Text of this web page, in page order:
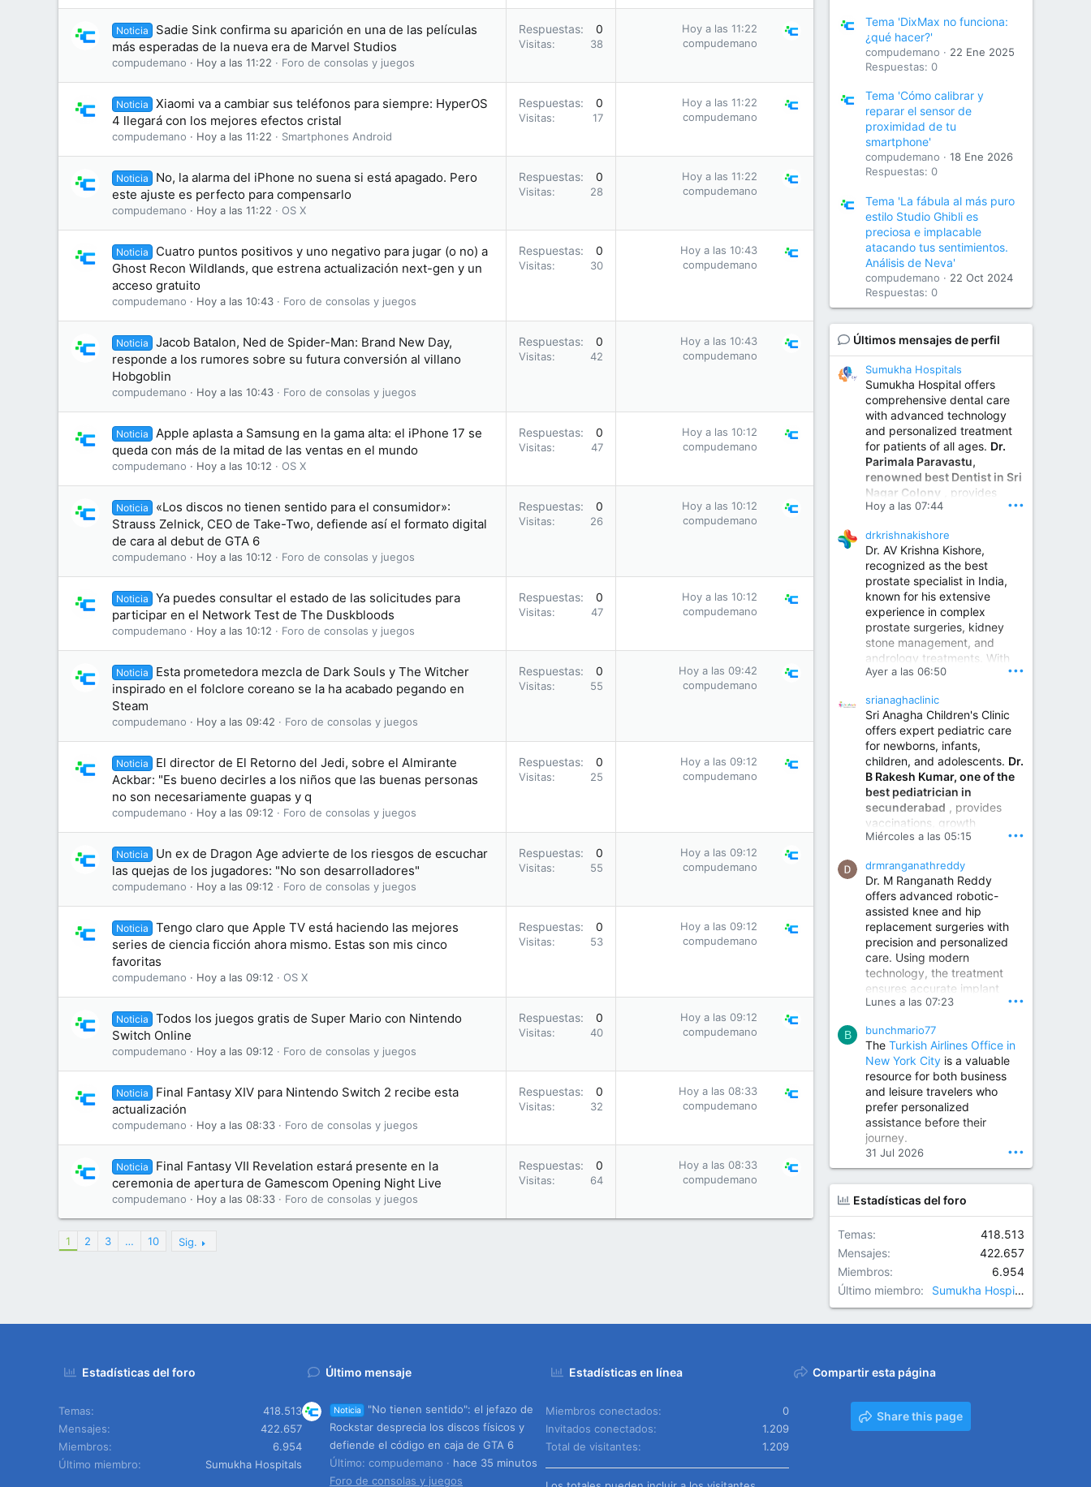
Noticia
Sadie Sink confirma su aparición en una de las películas
más esperadas de la nueva era de Marvel Studios
compudemano Hoy a las 11:22 Foro de consolas y juegos
Respuestas 0
Visitas 38
Hoy a las 11:22
compudemano
Noticia
Xiaomi va a cambiar sus teléfonos para siempre: HyperOS
4 llegará con los mejores efectos cristal
compudemano Hoy a las 11:22 Smartphones Android
Respuestas 0
Visitas 17
Hoy a las 11:22
compudemano
Noticia
No, la alarma del iPhone no suena si está apagado. Pero
este ajuste es perfecto para compensarlo
compudemano Hoy a las 11:22 OS X
Respuestas 0
Visitas 28
Hoy a las 11:22
compudemano
Noticia
Cuatro puntos positivos y uno negativo para jugar (o no) a
Ghost Recon Wildlands, que estrena actualización next-gen y un
acceso gratuito
compudemano Hoy a las 10:43 Foro de consolas y juegos
Respuestas 0
Visitas 30
Hoy a las 10:43
compudemano
Noticia
Jacob Batalon, Ned de Spider-Man: Brand New Day,
responde a los rumores sobre su futura conversión al villano
Hobgoblin
compudemano Hoy a las 10:43 Foro de consolas y juegos
Respuestas 0
Visitas 42
Hoy a las 10:43
compudemano
Noticia
Apple aplasta a Samsung en la gama alta: el iPhone 17 se
queda con más de la mitad de las ventas en el mundo
compudemano Hoy a las 10:12 OS X
Respuestas 0
Visitas 47
Hoy a las 10:12
compudemano
Noticia
«Los discos no tienen sentido para el consumidor»:
Strauss Zelnick, CEO de Take-Two, defiende así el formato digital
de cara al debut de GTA 6
compudemano Hoy a las 10:12 Foro de consolas y juegos
Respuestas 0
Visitas 26
Hoy a las 10:12
compudemano
Noticia
Ya puedes consultar el estado de las solicitudes para
participar en el Network Test de The Duskbloods
compudemano Hoy a las 10:12 Foro de consolas y juegos
Respuestas 0
Visitas 47
Hoy a las 10:12
compudemano
Noticia
Esta prometedora mezcla de Dark Souls y The Witcher
inspirado en el folclore coreano se la ha acabado pegando en
Steam
compudemano Hoy a las 09:42 Foro de consolas y juegos
Respuestas 0
Visitas 55
Hoy a las 09:42
compudemano
Noticia
El director de El Retorno del Jedi, sobre el Almirante
Ackbar: "Es bueno decirles a los niños que las buenas personas
no son necesariamente guapas y q
compudemano Hoy a las 09:12 Foro de consolas y juegos
Respuestas 0
Visitas 25
Hoy a las 09:12
compudemano
Noticia
Un ex de Dragon Age advierte de los riesgos de escuchar
las quejas de los jugadores: "No son desarrolladores"
compudemano Hoy a las 09:12 Foro de consolas y juegos
Respuestas 0
Visitas 55
Hoy a las 09:12
compudemano
Noticia
Tengo claro que Apple TV está haciendo las mejores
series de ciencia ficción ahora mismo. Estas son mis cinco
favoritas
compudemano Hoy a las 09:12 OS X
Respuestas 0
Visitas 53
Hoy a las 09:12
compudemano
Noticia
Todos los juegos gratis de Super Mario con Nintendo
Switch Online
compudemano Hoy a las 09:12 Foro de consolas y juegos
Respuestas 0
Visitas 40
Hoy a las 09:12
compudemano
Noticia
Final Fantasy XIV para Nintendo Switch 2 recibe esta
actualización
compudemano Hoy a las 08:33 Foro de consolas y juegos
Respuestas 0
Visitas 32
Hoy a las 08:33
compudemano
Noticia
Final Fantasy VII Revelation estará presente en la
ceremonia de apertura de Gamescom Opening Night Live
compudemano Hoy a las 08:33 Foro de consolas y juegos
Respuestas 0
Visitas 64
Hoy a las 08:33
compudemano
1 2 3 … 10 Sig.
Tema 'DixMax no funciona:
¿qué hacer?'
compudemano
22 Ene 2025
Respuestas: 0
Tema 'Cómo calibrar y
reparar el sensor de
proximidad de tu
smartphone'
compudemano
18 Ene 2026
Respuestas: 0
Tema 'La fábula al más puro
estilo Studio Ghibli es
preciosa e implacable
atacando tus sentimientos.
Análisis de Neva'
compudemano
22 Oct 2024
Respuestas: 0
Últimos mensajes de perfil
Sumukha Hospitals
Sumukha Hospital offers
comprehensive dental care
with advanced technology
and personalized treatment
for patients of all ages. Dr.
Parimala Paravastu,
renowned best Dentist in Sri
Nagar Colony , provides
expert care for tooth pain,
treatment, dental implants,
smile designing, cosmetic
dentistry.
Sumukha Hospital | Ear, Nose & Throat, Dental & Maxillofacial Surgery Center
www.sumukhahospitals.co
m
Hoy a las 07:44 •••
drkrishnakishore
Dr. AV Krishna Kishore,
recognized as the best
prostate specialist in India,
known for his extensive
experience in complex
prostate surgeries, kidney
stone management, and
andrology treatments. With
years of surgical practice and
invasive and robotic
techniques.
Best Urologist in Vijayawada | Urology Specialist in Vijayawada
Dr. A. V. Krishna Kishore,
the Best Urologist...
www.drkrishnakishore.com
Ayer a las 06:50 •••
srianaghaclinic
Sri Anagha Children's Clinic
offers expert pediatric care
for newborns, infants,
children, and adolescents. Dr.
B Rakesh Kumar, one of the
best pediatrician in
secunderabad , provides
vaccinations, growth
monitoring, newborn care,
illnesses, nutrition guidance,
and preventive healthcare in
a child-friendly environment.
Children Hospital in Secunderabad | Best Pediatrician in Hyderabad | Neonatologist in Medchal
Our pediatrician and
Neonatologist team at...
www.srianaghaclinic.com
Miércoles a las 05:15 •••
drmranganathreddy
Dr. M Ranganath Reddy
offers advanced robotic-
assisted knee and hip
replacement surgeries with
precision and personalized
care. Using modern
technology, the treatment
ensures accurate implant
placement, reduced pain,
improved joint function,
helping patients return to an
active and comfortable
lifestyle.
Orthopedic Surgeon in Kondapur | Best Orthopedic Doctor in Kondapur | Dr. M. Ranganath Reddy
Consult Dr. M. Ranganath
Reddy, the best...
www.drranganathreddy.co
m
Lunes a las 07:23 •••
B bunchmario77
The Turkish Airlines Office in
New York City is a valuable
resource for both business
and leisure travelers who
prefer personalized
assistance before their
journey.
31 Jul 2026 •••
Estadísticas del foro
Temas
418.513
Mensajes
422.657
Miembros
6.954
Último miembro
Sumukha Hospitals
Estadísticas del foro
Temas
418.513
Mensajes
422.657
Miembros
6.954
Último miembro
Sumukha Hospitals
Último mensaje
Noticia
"No tienen sentido": el jefazo de
Rockstar desprecia los discos físicos y
defiende el código en caja de GTA 6
Último: compudemano
hace 35 minutos
Foro de consolas y juegos
Estadísticas en línea
Miembros conectados
0
Invitados conectados
1.209
Total de visitantes
1.209
Compartir esta página
Share this page